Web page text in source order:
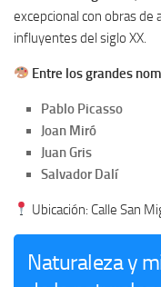
excepcional con obras
influyentes del siglo XX.
Entre los grandes
Pablo Picasso
Joan Miró
Juan Gris
Salvador Dalí
Ubicación: Calle San
Naturaleza y